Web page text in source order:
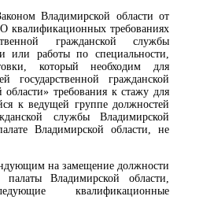
Владимирской области от
требованиях
гражданской службы
или работы по специальности,
который необходим для
государственной гражданской
требования к стажу для
к ведущей группе должностей
службы Владимирской
Владимирской области, не
на замещение должности
палаты Владимирской области,
квалификационные